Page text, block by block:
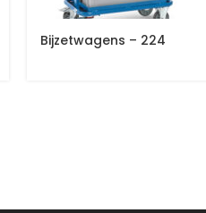
Bijzetwagens – 224